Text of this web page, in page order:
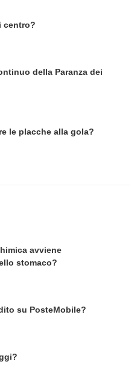
centro?
della Paranza dei
le placche alla gola?
avviene
stomaco?
su PosteMobile?